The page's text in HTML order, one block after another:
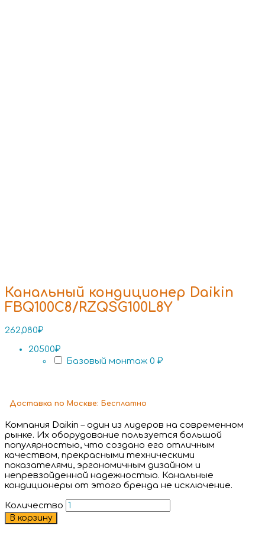
Канальный кондиционер Daikin
FBQ100C8/RZQSG100L8Y
262,080₽
20500₽
Базовый монтаж 0 ₽
Доставка по Москве: Бесплатно
Компания Daikin – один из лидеров на современном
рынке. Их оборудование пользуется большой
популярностью, что создано его отличным
качеством, прекрасными техническими
показателями, эргономичным дизайном и
непревзойденной надежностью. Канальные
кондиционеры от этого бренда не исключение.
Количество
В корзину